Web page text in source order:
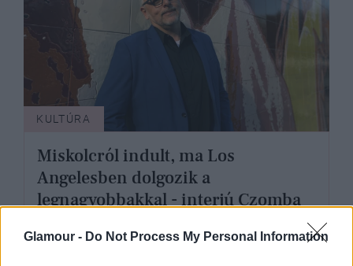
Glamour - Do Not Process My Personal Information
KULTÚRA
Miskolcról indult, ma Los
Angelesben dolgozik a
legnagyobbakkal - interjú Czomba